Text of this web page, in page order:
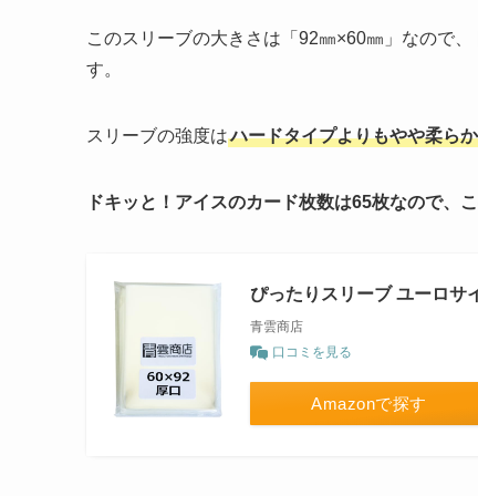
このスリーブの大きさは「92㎜×60㎜」なので
す。
スリーブの強度はハードタイプよりもやや柔ら
ドキッと！アイスのカード枚数は65枚なので、
ぴったりスリーブ ユーロサ
青雲商店
口コミを見る
Amazonで探す